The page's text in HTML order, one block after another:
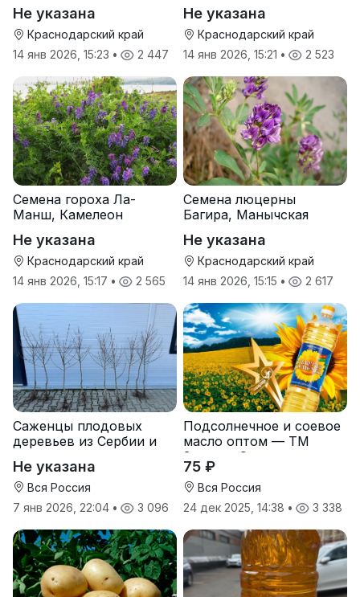
Не указана
Краснодарский край
14 янв 2026, 15:23 • 2 447
Не указана
Краснодарский край
14 янв 2026, 15:21 • 2 523
Семена гороха Ла-
Манш, Камелеон
Не указана
Краснодарский край
14 янв 2026, 15:17 • 2 565
Семена люцерны
Багира, Манычская
Не указана
Краснодарский край
14 янв 2026, 15:15 • 2 617
Саженцы плодовых
деревьев из Сербии и
Не указана
Вся Россия
7 янв 2026, 22:04 • 3 096
Подсолнечное и соевое
масло оптом — ТМ
Золотая Семечка
75 ₽
Вся Россия
24 дек 2025, 14:38 • 3 338